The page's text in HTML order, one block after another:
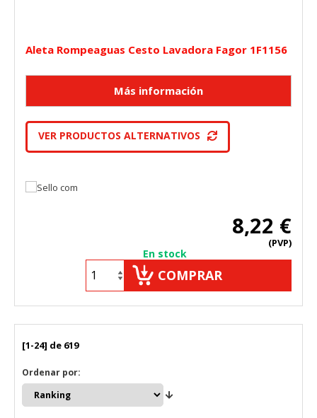
Aleta Rompeaguas Cesto Lavadora Fagor 1F1156
VER PRODUCTOS ALTERNATIVOS
8,22 €
(PVP)
En stock
COMPRAR
[1-24] de 619
Ordenar por: